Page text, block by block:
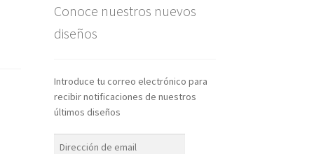
Conoce nuestros nuevos
diseños
Introduce tu correo electrónico para
recibir notificaciones de nuestros
últimos diseños
Dirección